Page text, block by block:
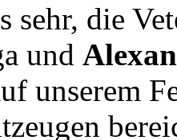
sehr, die
und
unserem